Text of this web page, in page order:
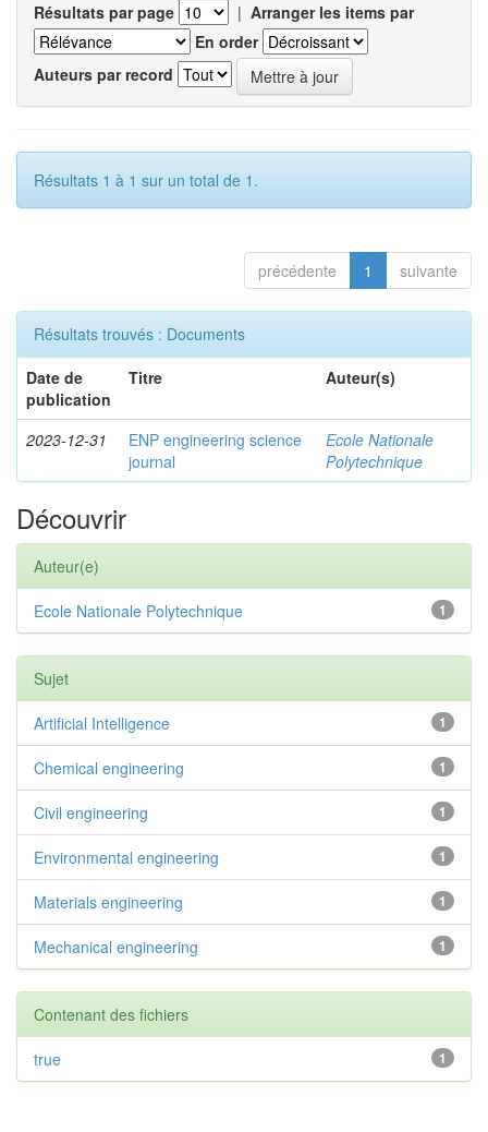
Résultats par page | Arranger les items par
En order
Auteurs par record
Résultats 1 à 1 sur un total de 1.
précédente 1 suivante
Résultats trouvés : Documents
Date de
publication
Titre Auteur(s)
2023-12-31
ENP engineering science
journal
Ecole Nationale
Polytechnique
Découvrir
Auteur(e)
1
Ecole Nationale Polytechnique
Sujet
1
Artificial Intelligence
1
Chemical engineering
1
Civil engineering
1
Environmental engineering
1
Materials engineering
1
Mechanical engineering
Contenant des fichiers
1
true